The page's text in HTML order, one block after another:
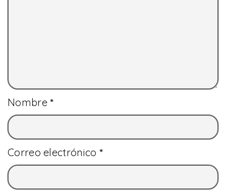
Nombre*
Correo electrónico *